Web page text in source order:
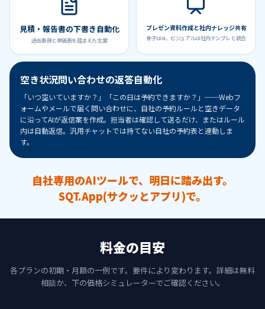
見積・報告書の下書き自動化
過去事例と単価表を踏まえた文案
プレゼン資料作成と社内ナレッジ共有
骨子はAI、ビジュアルは社内テンプレと統合
空き状況問い合わせの返答自動化
「いつ空いていますか？」「この日は予約できますか？」──Webフ
ォームやメールで届く問い合わせに、自社の予約ルールと空きデータ
に沿ってAIが返信案を作成。担当者は確認して送るだけ、またはルール
内は自動返信。汎用チャットでは持てない自社の予約表と連動しま
す。
自社専用のAIツールで、明日に踏み出す。
SQT.App(サクッとアプリ)で。
料金の目安
各プランの初期・月額の一例です。要件により変わります。詳細は無料
相談か、下の価格シミュレーターでご確認ください。